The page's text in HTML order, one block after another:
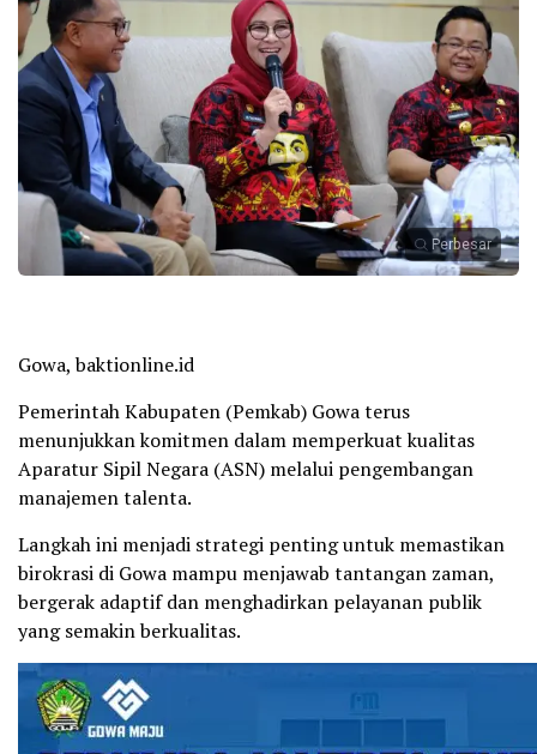
Perbesar
Gowa, baktionline.id
Pemerintah Kabupaten (Pemkab) Gowa terus
menunjukkan komitmen dalam memperkuat kualitas
Aparatur Sipil Negara (ASN) melalui pengembangan
manajemen talenta.
Langkah ini menjadi strategi penting untuk memastikan
birokrasi di Gowa mampu menjawab tantangan zaman,
bergerak adaptif dan menghadirkan pelayanan publik
yang semakin berkualitas.